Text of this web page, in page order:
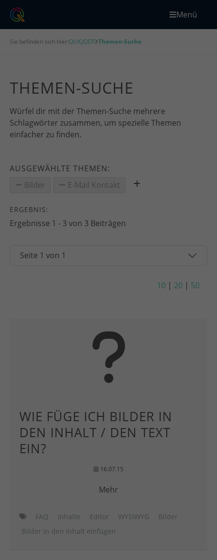
Menü
Sie befinden sich hier:QUIQQER Themen-Suche
THEMEN-SUCHE
Würfel dir mit der Themen-Suche mehrere
Schlagwörter zusammen, um spezielle Themen
einfacher zu finden.
AUSGEWÄHLTE THEMEN:
Bilder
E-Mail Kontakt
ERGEBNIS:
Ergebnisse 1 - 3 von 3 Beiträgen
10 | 20 | 50
WIE FÜGE ICH BILDER IN
DEN INHALT / DEN TEXT
EIN?
16.07.15
Mehr
FAQ Inhalte Editor WYSIWYG
Bilder
Bilder in den Inhalt einfügen